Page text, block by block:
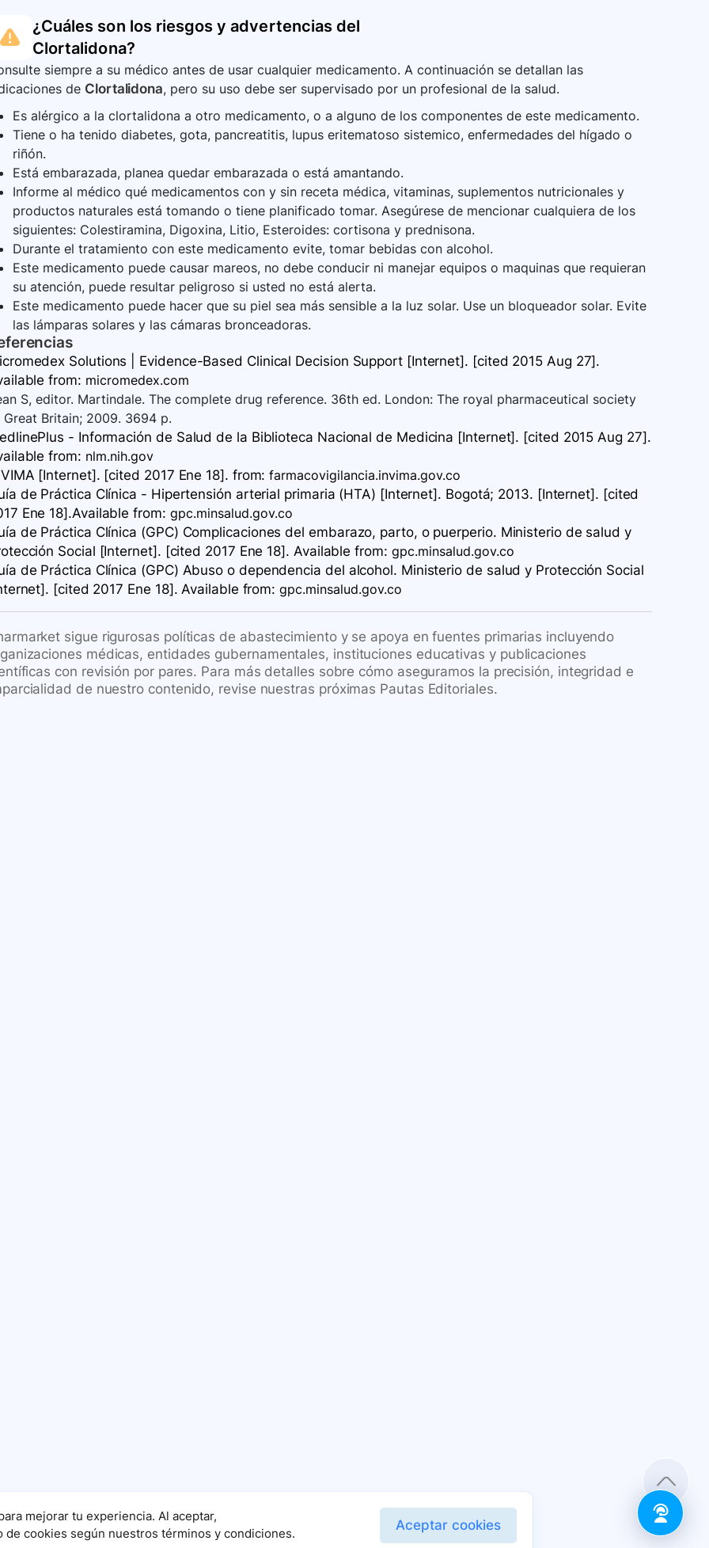
¿Cuáles son los riesgos y advertencias del
Clortalidona?
siempre a su médico antes de usar cualquier medicamento. A continuación se detallan las
de Clortalidona, pero su uso debe ser supervisado por un profesional de la salud.
Es alérgico a la clortalidona a otro medicamento, o a alguno de los componentes de este medicamento.
Tiene o ha tenido diabetes, gota, pancreatitis, lupus eritematoso sistemico, enfermedades del hígado o
riñón.
Está embarazada, planea quedar embarazada o está amantando.
Informe al médico qué medicamentos con y sin receta médica, vitaminas, suplementos nutricionales y
productos naturales está tomando o tiene planificado tomar. Asegúrese de mencionar cualquiera de los
siguientes: Colestiramina, Digoxina, Litio, Esteroides: cortisona y prednisona.
Durante el tratamiento con este medicamento evite, tomar bebidas con alcohol.
Este medicamento puede causar mareos, no debe conducir ni manejar equipos o maquinas que requieran
su atención, puede resultar peligroso si usted no está alerta.
Este medicamento puede hacer que su piel sea más sensible a la luz solar. Use un bloqueador solar. Evite
las lámparas solares y las cámaras bronceadoras.
Solutions | Evidence-Based Clinical Decision Support [Internet]. [cited 2015 Aug 27].
from: micromedex.com
S, editor. Martindale. The complete drug reference. 36th ed. London: The royal pharmaceutical society
Britain; 2009. 3694 p.
- Información de Salud de la Biblioteca Nacional de Medicina [Internet]. [cited 2015 Aug 27].
from: nlm.nih.gov
[Internet]. [cited 2017 Ene 18]. from:farmacovigilancia.invima.gov.co
de Práctica Clínica - Hipertensión arterial primaria (HTA) [Internet]. Bogotá; 2013. [Internet]. [cited
Ene 18].Available from: gpc.minsalud.gov.co
de Práctica Clínica ​(GPC) Complicaciones del embarazo, parto, o puerperio. Ministerio de salud y
Social [Internet]. [cited 2017 Ene 18]. Available from: gpc.minsalud.gov.co
de Práctica Clínica ​(GPC) Abuso o dependencia del alcohol. Ministerio de salud y Protección Social
[cited 2017 Ene 18]. Available from:gpc.minsalud.gov.co
sigue rigurosas políticas de abastecimiento y se apoya en fuentes primarias incluyendo
médicas, entidades gubernamentales, instituciones educativas y publicaciones
con revisión por pares. Para más detalles sobre cómo aseguramos la precisión, integridad e
de nuestro contenido, revise nuestras próximas Pautas Editoriales.
mejorar tu experiencia. Al aceptar,
de cookies según nuestros términos y condiciones.
Aceptar cookies